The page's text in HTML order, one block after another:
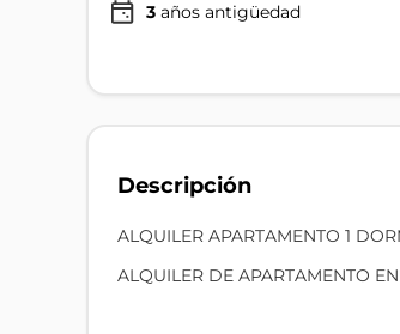
3 años antigüedad
Descripción
ALQUILER APARTAMENTO 1
ALQUILER DE APARTAMENTO